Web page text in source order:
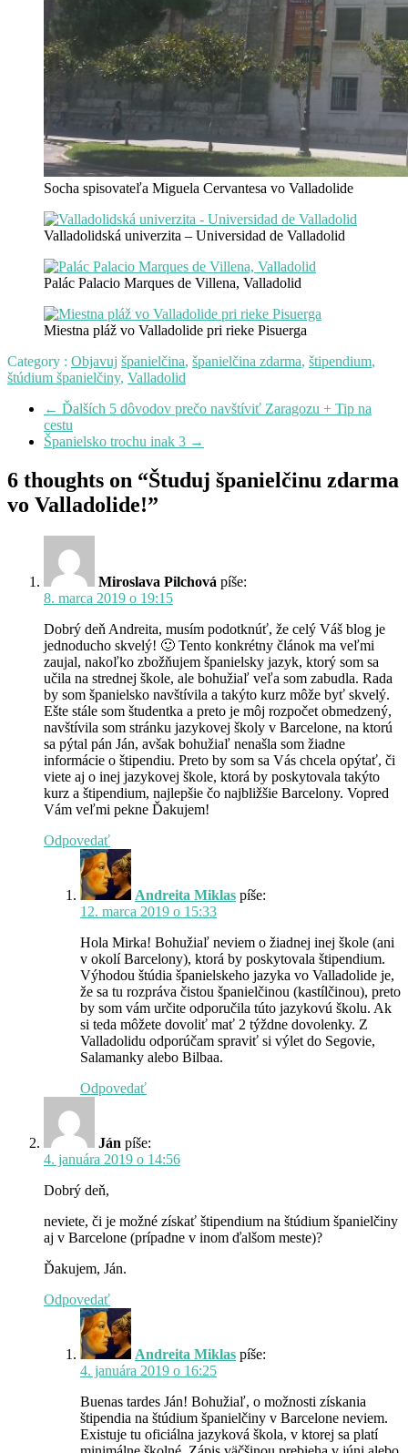
Socha spisovateľa Miguela Cervantesa vo Valladolide
Valladolidská univerzita – Universidad de Valladolid
Palác Palacio Marques de Villena, Valladolid
Miestna pláž vo Valladolide pri rieke Pisuerga
Category : Objavuj španielčina, španielčina zdarma, štipendium,
štúdium španielčiny, Valladolid
← Ďalších 5 dôvodov prečo navštíviť Zaragozu + Tip na
cestu
Španielsko trochu inak 3 →
6 thoughts on “Študuj španielčinu zdarma
vo Valladolide!”
Miroslava Pilchová píše:
8. marca 2019 o 19:15
Dobrý deň Andreita, musím podotknúť, že celý Váš blog je
jednoducho skvelý! 🙂 Tento konkrétny článok ma veľmi
zaujal, nakoľko zbožňujem španielsky jazyk, ktorý som sa
učila na strednej škole, ale bohužiaľ veľa som zabudla. Rada
by som španielsko navštívila a takýto kurz môže byť skvelý.
Ešte stále som študentka a preto je môj rozpočet obmedzený,
navštívila som stránku jazykovej školy v Barcelone, na ktorú
sa pýtal pán Ján, avšak bohužiaľ nenašla som žiadne
informácie o štipendiu. Preto by som sa Vás chcela opýtať, či
viete aj o inej jazykovej škole, ktorá by poskytovala takýto
kurz a štipendium, najlepšie čo najbližšie Barcelony. Vopred
Vám veľmi pekne Ďakujem!
Odpovedať
Andreita Miklas píše:
12. marca 2019 o 15:33
Hola Mirka! Bohužiaľ neviem o žiadnej inej škole (ani
v okolí Barcelony), ktorá by poskytovala štipendium.
Výhodou štúdia španielskeho jazyka vo Valladolide je,
že sa tu rozpráva čistou španielčinou (kastílčinou), preto
by som vám určite odporučila túto jazykovú školu. Ak
si teda môžete dovoliť mať 2 týždne dovolenky. Z
Valladolidu odporúčam spraviť si výlet do Segovie,
Salamanky alebo Bilbaa.
Odpovedať
Ján píše:
4. januára 2019 o 14:56
Dobrý deň,
neviete, či je možné získať štipendium na štúdium španielčiny
aj v Barcelone (prípadne v inom ďalšom meste)?
Ďakujem, Ján.
Odpovedať
Andreita Miklas píše:
4. januára 2019 o 16:25
Buenas tardes Ján! Bohužiaľ, o možnosti získania
štipendia na štúdium španielčiny v Barcelone neviem.
Existuje tu oficiálna jazyková škola, v ktorej sa platí